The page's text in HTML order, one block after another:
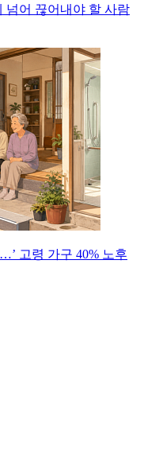
넘어 끊어내야 할 사람
고령 가구 40% 노후